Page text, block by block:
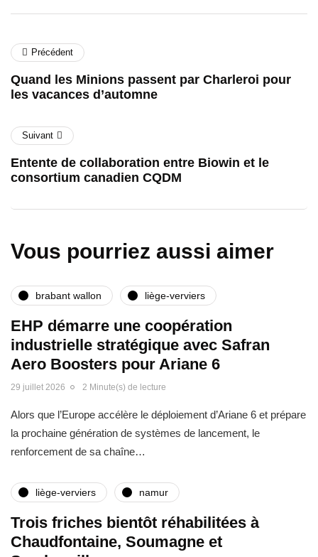
Précédent
Quand les Minions passent par Charleroi pour
les vacances d’automne
Suivant
Entente de collaboration entre Biowin et le
consortium canadien CQDM
Vous pourriez aussi aimer
brabant wallon liège-verviers
EHP démarre une coopération
industrielle stratégique avec Safran
Aero Boosters pour Ariane 6
29 juillet 2026 2 Minute(s) de lecture
Alors que l’Europe accélère le déploiement d’Ariane 6 et prépare
la prochaine génération de systèmes de lancement, le
renforcement de sa chaîne…
liège-verviers namur
Trois friches bientôt réhabilitées à
Chaudfontaine, Soumagne et